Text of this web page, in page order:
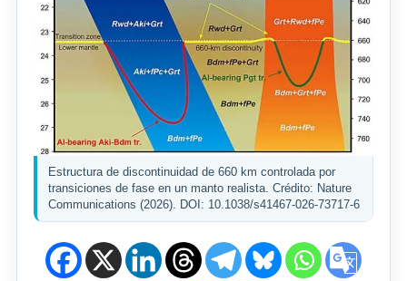
Estructura de discontinuidad de 660 km controlada por
transiciones de fase en un manto realista. Crédito: Nature
Communications (2026). DOI: 10.1038/s41467-026-73717-6